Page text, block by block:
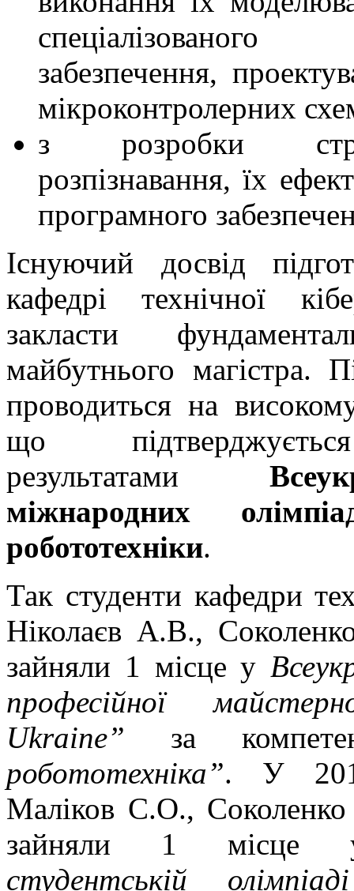
забезпечення,
мікроконтролерних
з розробки
розпізнавання, їх
програмного
Існуючий досвід
кафедрі технічної
закласти
майбутнього магістра.
проводиться на
що
результатами
міжнародних
робототехніки.
Так студенти кафедри
Ніколаєв А.В.,
зайняли 1 місце у
професійної
Ukraine” за
робототехніка”. У
Маліков С.О.,
зайняли 1 місце
студентській